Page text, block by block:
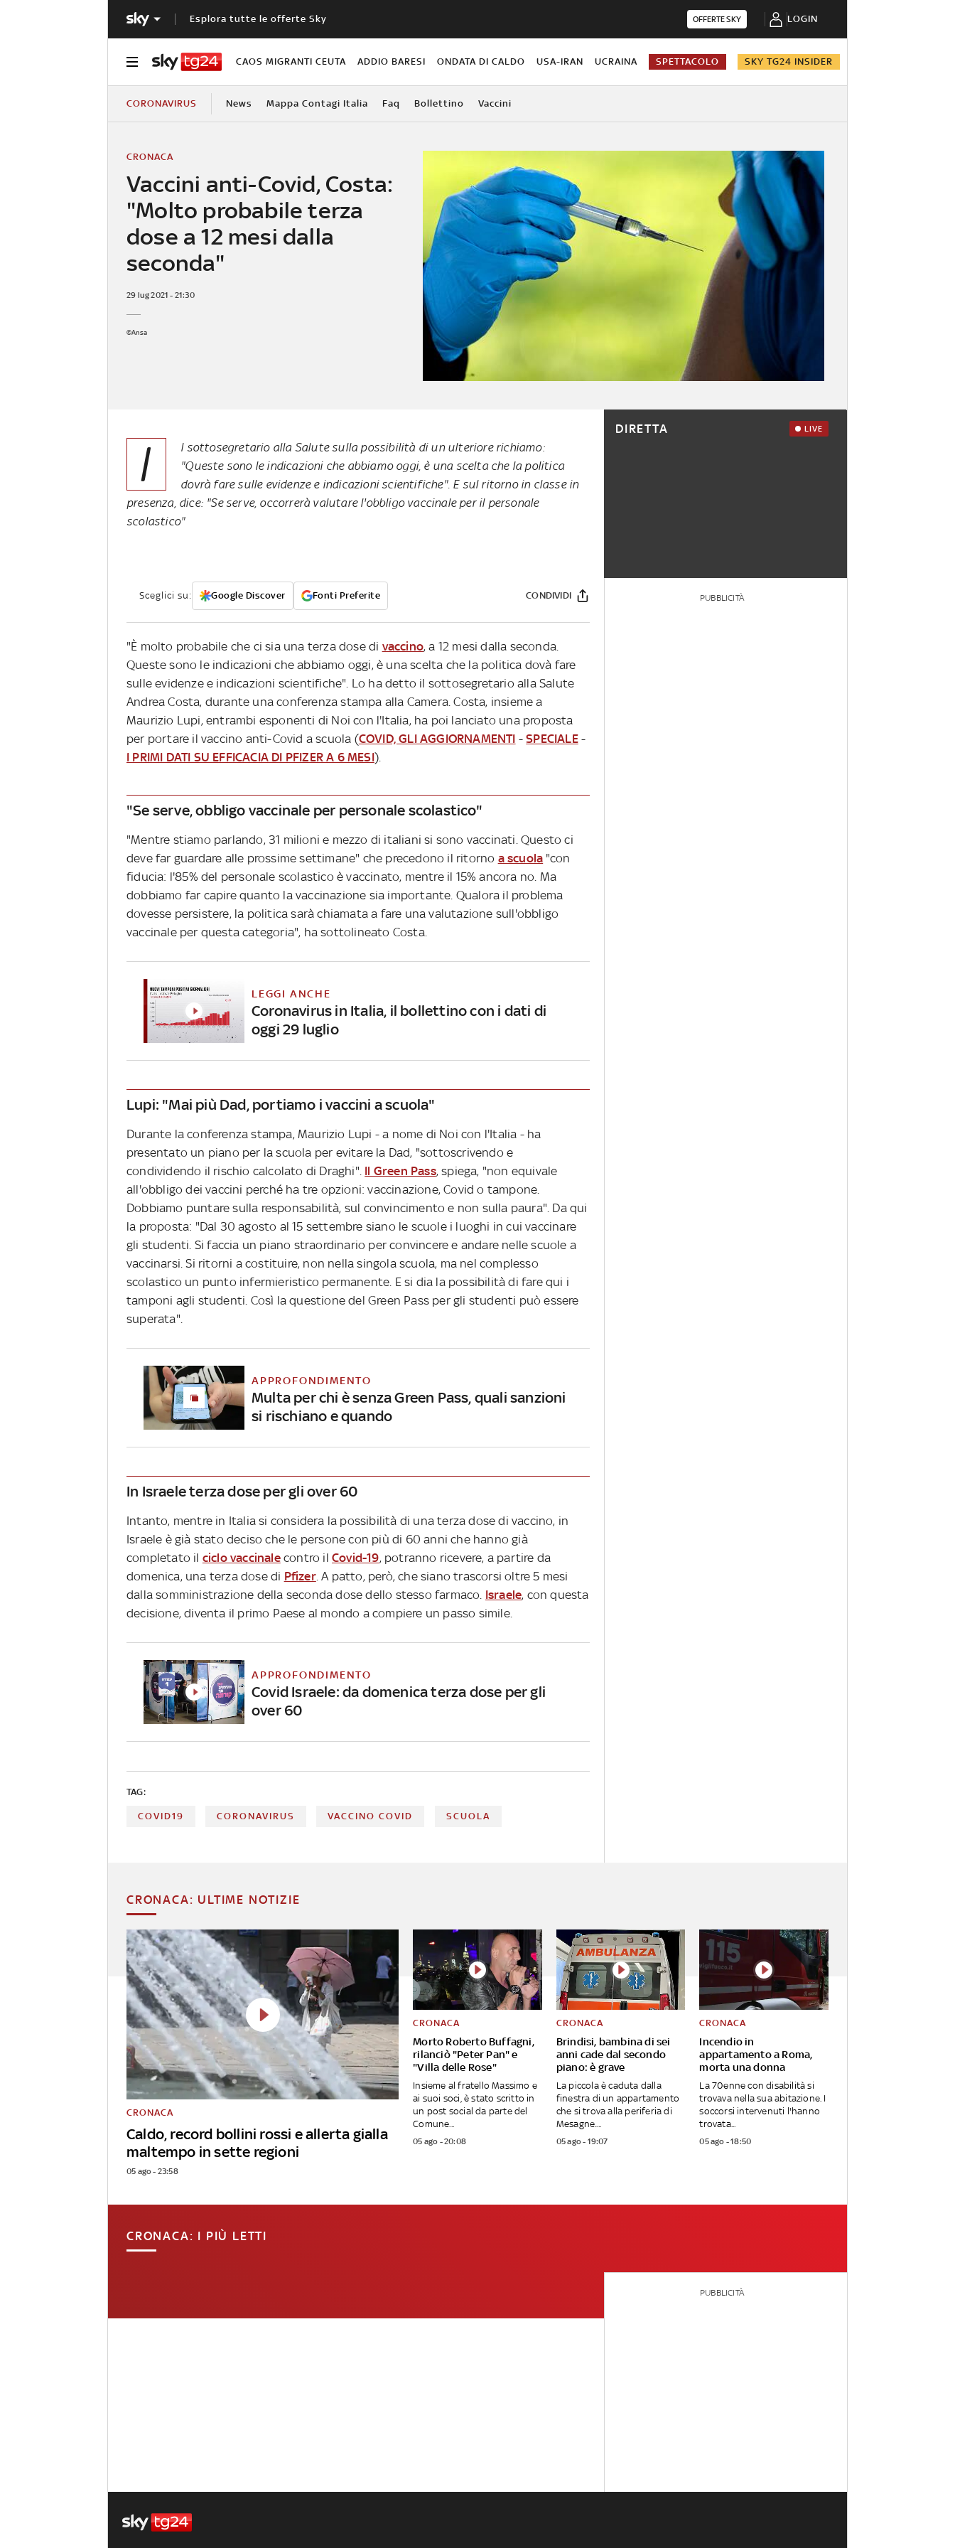
Esplora tutte le offerte Sky OFFERTE SKY LOGIN
CAOS MIGRANTI CEUTA ADDIO BARESI ONDATA DI CALDO USA-IRAN UCRAINA SPETTACOLO SKY TG24 INSIDER
CORONAVIRUS News Mappa Contagi Italia Faq Bollettino Vaccini
Vaccini anti-Covid, Costa:
"Molto probabile terza
dose a 12 mesi dalla
seconda"
CRONACA
29 lug 2021 - 21:30
©Ansa
I
l sottosegretario alla Salute sulla possibilità di un ulteriore richiamo:
"Queste sono le indicazioni che abbiamo oggi, è una scelta che la politica
dovrà fare sulle evidenze e indicazioni scientifiche". E sul ritorno in classe in
presenza, dice: "Se serve, occorrerà valutare l'obbligo vaccinale per il personale
scolastico"
Sceglici su: Google Discover Fonti Preferite CONDIVIDI
"È molto probabile che ci sia una terza dose di vaccino, a 12 mesi dalla seconda.
Queste sono le indicazioni che abbiamo oggi, è una scelta che la politica dovà fare
sulle evidenze e indicazioni scientifiche". Lo ha detto il sottosegretario alla Salute
Andrea Costa, durante una conferenza stampa alla Camera. Costa, insieme a
Maurizio Lupi, entrambi esponenti di Noi con l'Italia, ha poi lanciato una proposta
per portare il vaccino anti-Covid a scuola (COVID, GLI AGGIORNAMENTI -SPECIALE-
I PRIMI DATI SU EFFICACIA DI PFIZER A 6 MESI).
"Se serve, obbligo vaccinale per personale scolastico"
"Mentre stiamo parlando, 31 milioni e mezzo di italiani si sono vaccinati. Questo ci
deve far guardare alle prossime settimane" che precedono il ritorno a scuola "con
fiducia: l'85% del personale scolastico è vaccinato, mentre il 15% ancora no. Ma
dobbiamo far capire quanto la vaccinazione sia importante. Qualora il problema
dovesse persistere, la politica sarà chiamata a fare una valutazione sull'obbligo
vaccinale per questa categoria", ha sottolineato Costa.
LEGGI ANCHE
Coronavirus in Italia, il bollettino con i dati di
oggi 29 luglio
Lupi: "Mai più Dad, portiamo i vaccini a scuola"
Durante la conferenza stampa, Maurizio Lupi - a nome di Noi con l'Italia - ha
presentato un piano per la scuola per evitare la Dad, "sottoscrivendo e
condividendo il rischio calcolato di Draghi". Il Green Pass, spiega, "non equivale
all'obbligo dei vaccini perché ha tre opzioni: vaccinazione, Covid o tampone.
Dobbiamo puntare sulla responsabilità, sul convincimento e non sulla paura". Da qui
la proposta: "Dal 30 agosto al 15 settembre siano le scuole i luoghi in cui vaccinare
gli studenti. Si faccia un piano straordinario per convincere e andare nelle scuole a
vaccinarsi. Si ritorni a costituire, non nella singola scuola, ma nel complesso
scolastico un punto infermieristico permanente. E si dia la possibilità di fare qui i
tamponi agli studenti. Così la questione del Green Pass per gli studenti può essere
superata".
APPROFONDIMENTO
Multa per chi è senza Green Pass, quali sanzioni
si rischiano e quando
In Israele terza dose per gli over 60
Intanto, mentre in Italia si considera la possibilità di una terza dose di vaccino, in
Israele è già stato deciso che le persone con più di 60 anni che hanno già
completato il ciclo vaccinalecontro ilCovid-19, potranno ricevere, a partire da
domenica, una terza dose di Pfizer. A patto, però, che siano trascorsi oltre 5 mesi
dalla somministrazione della seconda dose dello stesso farmaco. Israele, con questa
decisione, diventa il primo Paese al mondo a compiere un passo simile.
APPROFONDIMENTO
Covid Israele: da domenica terza dose per gli
over 60
TAG:
COVID19 CORONAVIRUS VACCINO COVID SCUOLA
DIRETTA LIVE
PUBBLICITÀ
CRONACA: ULTIME NOTIZIE
Caldo, record bollini rossi e allerta gialla
maltempo in sette regioni
CRONACA
05 ago - 23:58
Morto Roberto Buffagni,
rilanciò "Peter Pan" e
"Villa delle Rose"
CRONACA
Insieme al fratello Massimo e
ai suoi soci, è stato scritto in
un post social da parte del
Comune...
05 ago - 20:08
Brindisi, bambina di sei
anni cade dal secondo
piano: è grave
CRONACA
La piccola è caduta dalla
finestra di un appartamento
che si trova alla periferia di
Mesagne....
05 ago - 19:07
Incendio in
appartamento a Roma,
morta una donna
CRONACA
La 70enne con disabilità si
trovava nella sua abitazione. I
soccorsi intervenuti l'hanno
trovata...
05 ago - 18:50
CRONACA: I PIÙ LETTI
PUBBLICITÀ